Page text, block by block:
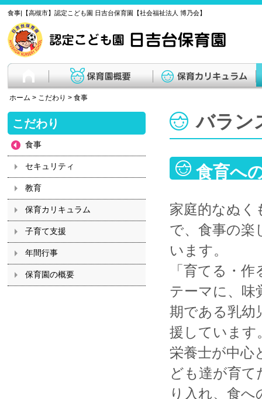
食事|【高槻市】認定こども園 日吉台保育園【社会福祉法人 博乃会】
ホーム > こだわり > 食事
バラン
食育へ
家庭的なぬく
で、食事の楽
います。
「育てる・
テーマに、味
期である乳幼
援しています
栄養士が中心
ども達が育て
り入れ、食
こだわり
食事
セキュリティ
教育
保育カリキュラム
子育て支援
年間行事
保育園の概要